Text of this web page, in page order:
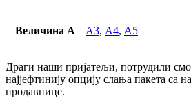
Величина А А3, А4, А5
Драги наши пријатељи, потрудили
најјефтинију опцију слања пакета са
продавнице.